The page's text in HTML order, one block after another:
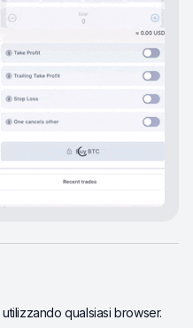
utilizzando qualsiasi browser.